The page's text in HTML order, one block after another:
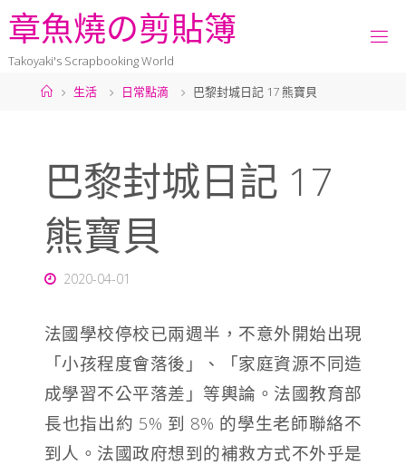
章魚燒の剪貼簿
Takoyaki's Scrapbooking World
生活
日常點滴 巴黎封城日記 17 熊寶貝
巴黎封城日記 17
熊寶貝
2020-04-01
法國學校停校已兩週半，不意外開始出現
「小孩程度會落後」、「家庭資源不同造
成學習不公平落差」等輿論。法國教育部
長也指出約 5% 到 8% 的學生老師聯絡不
到人。法國政府想到的補救方式不外乎是